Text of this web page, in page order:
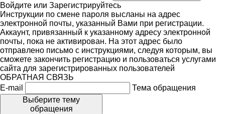
Войдите или Зарегистрируйтесь
Инструкции по смене пароля высланы на адрес
электронной почты, указанный Вами при регистрации.
Аккаунт, привязанный к указанному адресу электронной
почты, пока не активирован. На этот адрес было
отправлено письмо с инструкциями, следуя которым, вы
сможете закончить регистрацию и пользоваться услугами
сайта для зарегистрированных пользователей
ОБРАТНАЯ СВЯЗЬ
E-mail
Тема обращения
Выберите тему
обращения